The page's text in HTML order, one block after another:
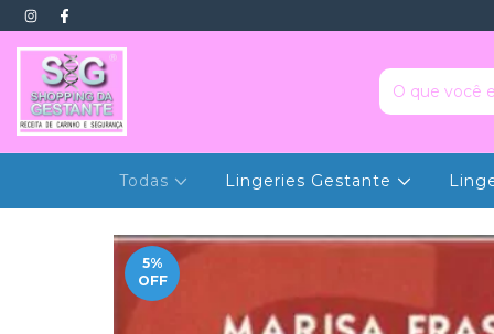
Todas Lingeries Gestante
5%
OFF